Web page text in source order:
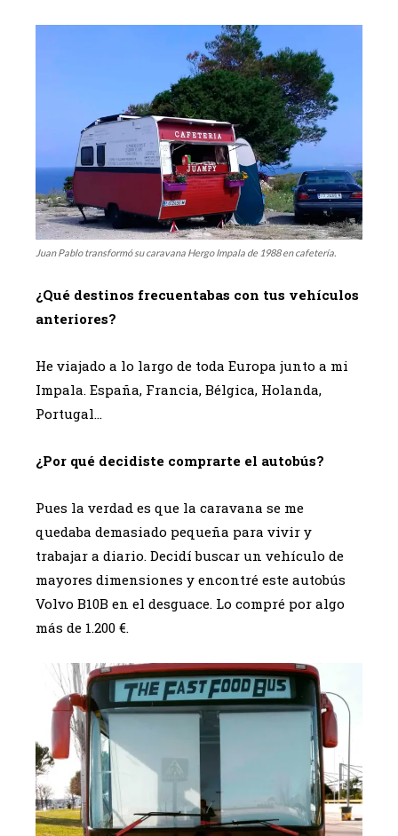
Juan Pablo transformó su caravana Hergo Impala de 1988 en cafetería.
¿Qué destinos frecuentabas con tus vehículos
anteriores?
He viajado a lo largo de toda Europa junto a mi
Impala. España, Francia, Bélgica, Holanda,
Portugal…
¿Por qué decidiste comprarte el autobús?
Pues la verdad es que la caravana se me
quedaba demasiado pequeña para vivir y
trabajar a diario. Decidí buscar un vehículo de
mayores dimensiones y encontré este autobús
Volvo B10B en el desguace. Lo compré por algo
más de 1.200 €.